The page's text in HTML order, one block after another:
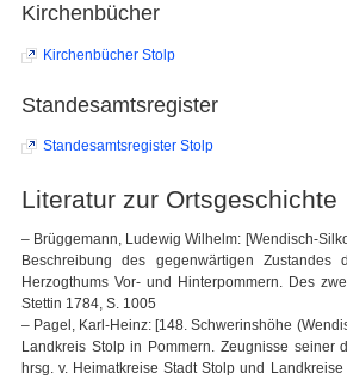
Kirchenbücher
Kirchenbücher Stolp
Standesamtsregister
Standesamtsregister Stolp
Literatur zur Ortsgeschichte
– Brüggemann, Ludewig Wilhelm: [Wendisch-
Beschreibung des gegenwärtigen Zustandes
Herzogthums Vor- und Hinterpommern. Des
Stettin 1784, S. 1005
– Pagel, Karl-Heinz: [148. Schwerinshöhe
Landkreis Stolp in Pommern. Zeugnisse seiner
hrsg. v. Heimatkreise Stadt Stolp und Landkreise